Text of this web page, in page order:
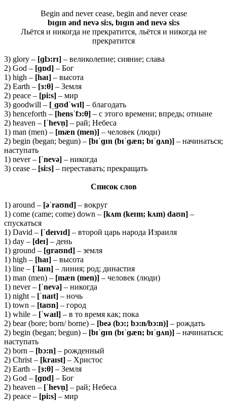
Begin and never cease, begin and never cease
bɪɡɪn ənd nevə si:s, bɪɡɪn ənd nevə si:s
Льётся и никогда не прекратится, льётся и никогда не
прекратится
3) glory – [ɡlɔ:rɪ] – великолепие; сияние; слава
2) God – [ɡɒd] – Бог
1) high – [haɪ] – высота
2) Earth – [ɜ:θ] – Земля
2) peace – [pi:s] – мир
3) goodwill – [ˌɡʊdˈwɪl] – благодать
3) henceforth – [hensˈfɔ:θ] – с этого времени; впредь; отныне
2) heaven – [ˈhevn̩] – рай; Небеса
1) man (men) – [mæn (men)] – человек (люди)
2) begin (began; begun) – [bɪˈɡɪn (bɪˈɡæn; bɪˈɡʌn)] – начинаться;
наступать
1) never – [ˈnevə] – никогда
3) cease – [si:s] – переставать; прекращать
Список слов
1) around – [əˈraʊnd] – вокруг
1) come (came; come) down – [kʌm (keɪm; kʌm) daʊn] –
спускаться
1) David – [ˈdeɪvɪd] – второй царь народа Израиля
1) day – [deɪ] – день
1) ground – [ɡraʊnd] – земля
1) high – [haɪ] – высота
1) line – [ˈlaɪn] – линия; род; династия
1) man (men) – [mæn (men)] – человек (люди)
1) never – [ˈnevə] – никогда
1) night – [ˈnaɪt] – ночь
1) town – [taʊn] – город
1) while – [ˈwaɪl] – в то время как; пока
2) bear (bore; born/ borne) – [beə (bɔ:; bɔ:n/bɔ:n)] – рождать
2) begin (began; begun) – [bɪˈɡɪn (bɪˈɡæn; bɪˈɡʌn)] – начинаться;
наступать
2) born – [bɔ:n] – рожденный
2) Christ – [kraɪst] – Христос
2) Earth – [ɜ:θ] – Земля
2) God – [ɡɒd] – Бог
2) heaven – [ˈhevn̩] – рай; Небеса
2) peace – [pi:s] – мир